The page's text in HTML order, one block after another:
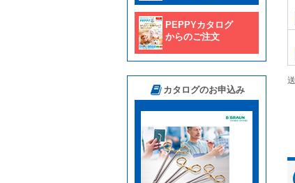
PEPPYカタログ
からのご注文
カタログのお申込み